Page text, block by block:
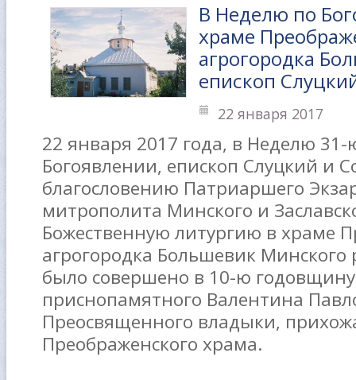
В Неделю по
храме
агрогородка
епископ
22 января 2017
22 января 2017 года, в Неделю
Богоявлении, епископ Слуцкий и
благословению Патриаршего
митрополита Минского и
Божественную литургию в храме
агрогородка Большевик Минского
было совершено в 10-ю
приснопамятного Валентина
Преосвященного владыки,
Преображенского храма.